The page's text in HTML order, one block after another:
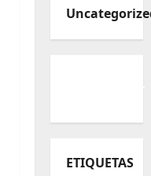
ETIQUETAS